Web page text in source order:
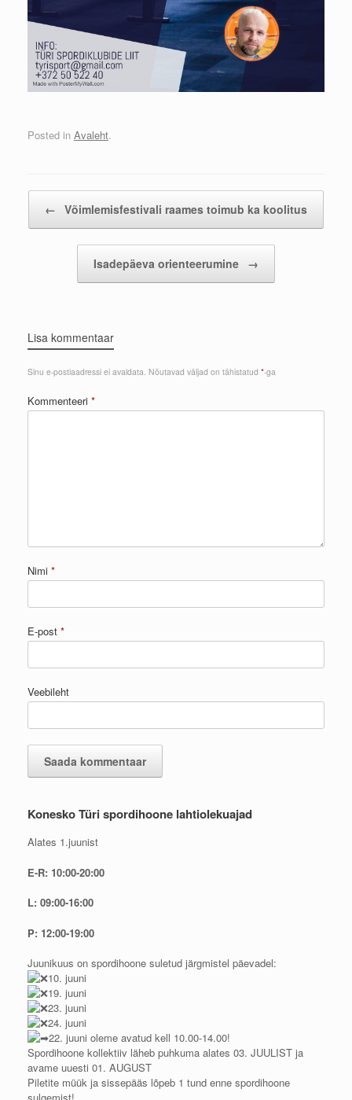
Posted in Avaleht.
← Võimlemisfestivali raames toimub ka koolitus
Isadepäeva orienteerumine →
Lisa kommentaar
Sinu e-postiaadressi ei avaldata. Nõutavad väljad on tähistatud *-ga
Kommenteeri *
Nimi *
E-post *
Veebileht
Konesko Türi spordihoone lahtiolekuajad
Alates 1.juunist
E-R: 10:00-20:00
L: 09:00-16:00
P: 12:00-19:00
Juunikuus on spordihoone suletud järgmistel päevadel:
10. juuni
19. juuni
23. juuni
24. juuni
22. juuni oleme avatud kell 10.00-14.00!
Spordihoone kollektiiv läheb puhkuma alates 03. JUULIST ja
avame uuesti 01. AUGUST
Piletite müük ja sissepääs lõpeb 1 tund enne spordihoone